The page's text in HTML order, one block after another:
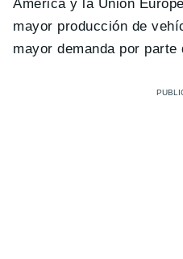
América y la Unión
mayor producción de
mayor demanda por parte